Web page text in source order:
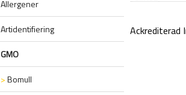
Allergener
Artidentifiering
GMO
>Bomull
Ackrediterad